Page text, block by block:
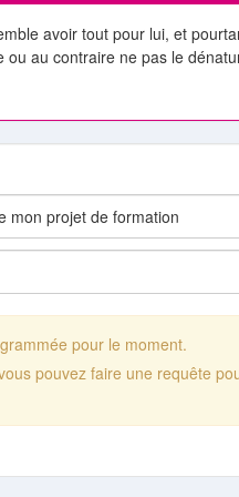
avoir tout pour lui, et
ou au contraire ne pas le
pour le moment.
pouvez faire une requête